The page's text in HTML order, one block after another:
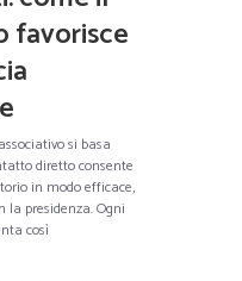
si basa
diretto consente
in modo efficace,
la presidenza. Ogni
così